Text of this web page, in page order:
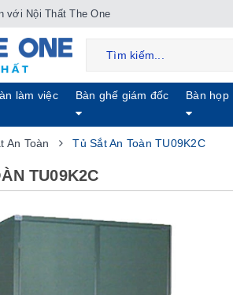
với Nội Thất The One
làm việc Bàn ghế giám đốc Bàn họp
An Toàn Tủ Sắt An Toàn TU09K2C
TU09K2C